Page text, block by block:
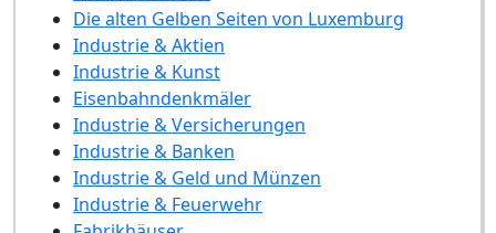
Die alten Gelben Seiten von Luxemburg
Industrie & Aktien
Industrie & Kunst
Eisenbahndenkmäler
Industrie & Versicherungen
Industrie & Banken
Industrie & Geld und Münzen
Industrie & Feuerwehr